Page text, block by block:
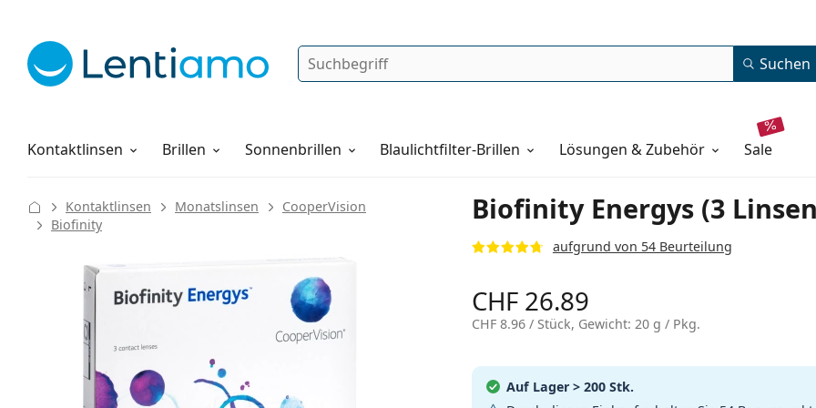
Suche Suchen
Kontaktlinsen
Pflegemittel Brillen Sonnenbrillen Blaulichtfilter-Brillen Lösungen & Zubehör sale
Alles über den Einkauf
Biofinity Energys (3
aufgrund von 54 Beurteilung
Kontaktlinsen Monatslinsen
CooperVision
Biofinity
CHF 26.89
CHF 8.96/ Stück, Gewicht: 20 g / Pkg.
Auf Lager > 200 Stk.